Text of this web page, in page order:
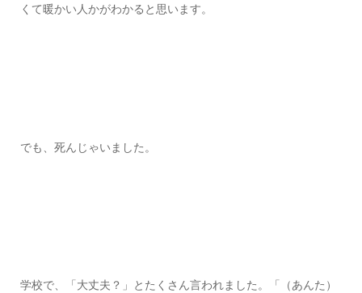
くて暖かい人かがわかると思います。
でも、死んじゃいました。
学校で、「大丈夫？」とたくさん言われました。「（あんた）